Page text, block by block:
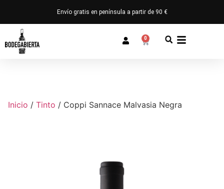
Envío gratis en península a partir de 90 €
0
Inicio / Tinto / Coppi Sannace Malvasia Negra